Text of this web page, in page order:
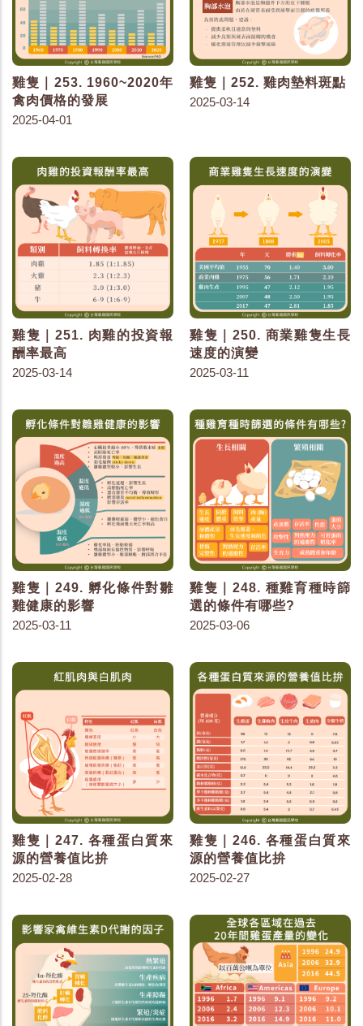
雞隻｜253. 1960~2020年
禽肉價格的發展
2025-04-01
雞隻｜252. 雞肉墊料斑點
2025-03-14
雞隻｜251. 肉雞的投資報
酬率最高
2025-03-14
雞隻｜250. 商業雞隻生長
速度的演變
2025-03-11
雞隻｜249. 孵化條件對雛
雞健康的影響
2025-03-11
雞隻｜248. 種雞育種時篩
選的條件有哪些?
2025-03-06
雞隻｜247. 各種蛋白質來
源的營養值比拚
2025-02-28
雞隻｜246. 各種蛋白質來
源的營養值比拚
2025-02-27